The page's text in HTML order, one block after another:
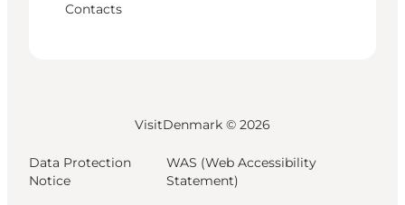
Contacts
VisitDenmark © 2026
Data Protection
Notice
WAS (Web Accessibility
Statement)